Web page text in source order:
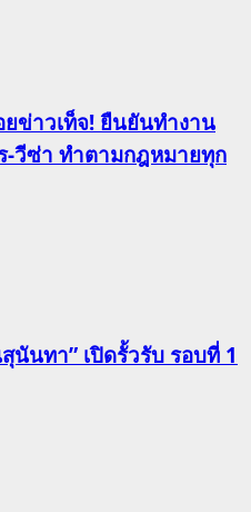
ข่าวเท็จ! ยืนยันทำงาน
-วีซ่า ทำตามกฎหมายทุก
นันทา” เปิดรั้วรับ รอบที่ 1